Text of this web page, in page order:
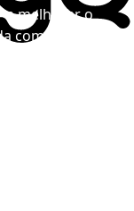
a melhorar o
com a nossa